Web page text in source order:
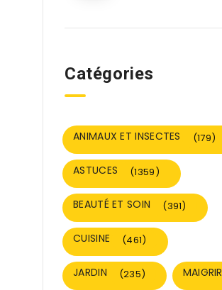
Catégories
ANIMAUX ET INSECTES (179)
ASTUCES (1359)
BEAUTÉ ET SOIN (391)
CUISINE (461)
JARDIN (235) MAIGRIR